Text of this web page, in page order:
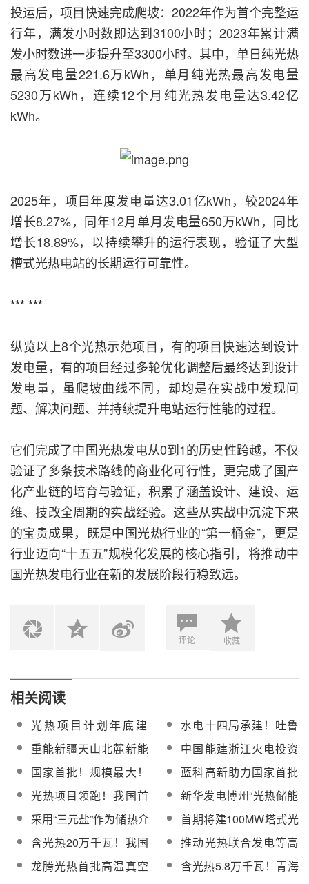
投运后，项目快速完成爬坡：2022年作为首个完整运
行年，满发小时数即达到3100小时；2023年累计满
发小时数进一步提升至3300小时。其中，单日纯光热
最高发电量221.6万kWh，单月纯光热最高发电量
5230万kWh，连续12个月纯光热发电量达3.42亿
kWh。
2025年，项目年度发电量达3.01亿kWh，较2024年
增长8.27%，同年12月单月发电量650万kWh，同比
增长18.89%，以持续攀升的运行表现，验证了大型
槽式光热电站的长期运行可靠性。
*** ***
纵览以上8个光热示范项目，有的项目快速达到设计
发电量，有的项目经过多轮优化调整后最终达到设计
发电量，虽爬坡曲线不同，却均是在实战中发现问
题、解决问题、并持续提升电站运行性能的过程。
它们完成了中国光热发电从0到1的历史性跨越，不仅
验证了多条技术路线的商业化可行性，更完成了国产
化产业链的培育与验证，积累了涵盖设计、建设、运
维、技改全周期的实战经验。这些从实战中沉淀下来
的宝贵成果，既是中国光热行业的“第一桶金”，更是
行业迈向“十五五”规模化发展的核心指引，将推动中
国光热发电行业在新的发展阶段行稳致远。
评论 收藏
相关阅读
光热项目计划年底建
成！唐山海泰1GW光伏
+光热一体化项目首批光
伏投产发电
水电十四局承建！吐鲁
番鄯善1吉瓦 “光伏+光
热”一体化项目首批并网
发电
重能新疆天山北麓新能
源基地项目首批关键设
备通过启动前质量监督
检查
中国能建浙江火电投资
建设，新疆1GW光热
+光伏项目首批300MW
光伏并网
国家首批！规模最大！
国投阿克塞汇东750MW
光热+光伏项目全容量并
网发电
蓝科高新助力国家首批
“沙戈荒”项目规模最大的
塔式光热项目
光热项目领跑！我国首
批CCER正式签发，首
单交易蓄势待发
新华发电博州“光热储能
+新能源”一体化项目首
批60万千瓦光伏顺利并
网发电！
采用“三元盐”作为储热介
质，淮安盐穴压气储能
发电项目首批换热设备
顺利发货
首期将建100MW塔式光
热电站！墨西哥拟投资8
亿美元建首批光热电站
含光热20万千瓦！我国
首个“沙戈荒”新能源外送
基地首批机组投产发电
推动光热联合发电等高
效利用，国家能源局启
动新型电力系统首批试
龙腾光热首批高温真空
含光热5.8万千瓦！青海